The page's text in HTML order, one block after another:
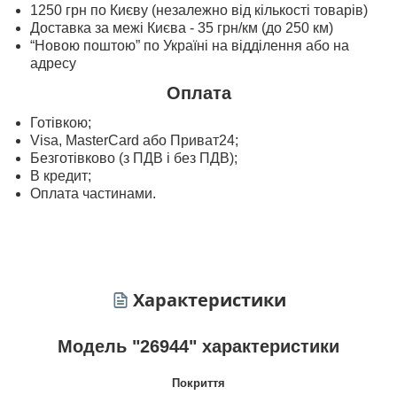
1250 грн по Києву (незалежно від кількості товарів)
Доставка за межі Києва - 35 грн/км (до 250 км)
“Новою поштою” по Україні на відділення або на
адресу
Оплата
Готівкою;
Visa, MasterСard або Приват24;
Безготівково (з ПДВ і без ПДВ);
В кредит;
Оплата частинами.
Характеристики
Модель "26944" характеристики
Покриття